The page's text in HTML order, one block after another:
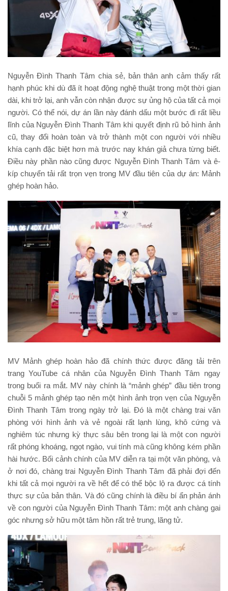
Nguyễn Đình Thanh Tâm chia sẻ, bản thân anh cảm thấy rất
hạnh phúc khi dù đã ít hoạt động nghệ thuật trong một thời gian
dài, khi trở lại, anh vẫn còn nhận được sự ủng hộ của tất cả mọi
người. Có thể nói, dự án lần này đánh dấu một bước đi rất liều
lĩnh của Nguyễn Đình Thanh Tâm khi quyết định rũ bỏ hình ảnh
cũ, thay đổi hoàn toàn và trở thành một con người với nhiều
khía cạnh đặc biệt hơn mà trước nay khán giả chưa từng biết.
Điều này phần nào cũng được Nguyễn Đình Thanh Tâm và ê-
kíp chuyển tải rất trọn vẹn trong MV đầu tiên của dự án: Mảnh
ghép hoàn hảo.
MV Mảnh ghép hoàn hảo đã chính thức được đăng tải trên
trang YouTube cá nhân của Nguyễn Đình Thanh Tâm ngay
trong buổi ra mắt. MV này chính là “mảnh ghép” đầu tiên trong
chuỗi 5 mảnh ghép tạo nên một hình ảnh trọn vẹn của Nguyễn
Đình Thanh Tâm trong ngày trở lại. Đó là một chàng trai văn
phòng với hình ảnh và vẻ ngoài rất lạnh lùng, khô cứng và
nghiêm túc nhưng kỳ thực sâu bên trong lại là một con người
rất phóng khoáng, ngọt ngào, vui tính mà cũng không kém phần
hài hước. Bối cảnh chính của MV diễn ra tại một văn phòng, và
ở nơi đó, chàng trai Nguyễn Đình Thanh Tâm đã phải đợi đến
khi tất cả mọi người ra về hết để có thể bộc lộ ra được cá tính
thực sự của bản thân. Và đó cũng chính là điều bí ẩn phản ánh
về con người của Nguyễn Đình Thanh Tâm: một anh chàng gai
góc nhưng sở hữu một tâm hồn rất trẻ trung, lãng tử.